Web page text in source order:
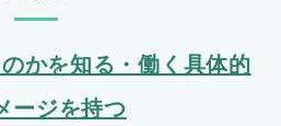
かを知る・働く具体的
ージを持つ